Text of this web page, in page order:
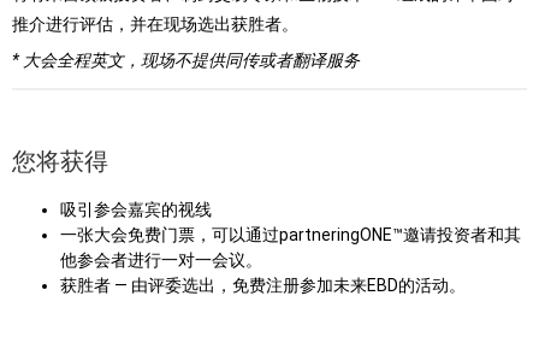
推介进行评估，并在现场选出获胜者。
* 大会全程英文，现场不提供同传或者翻译服务
您将获得
吸引参会嘉宾的视线
一张大会免费门票，可以通过partneringONE™邀请投资者和其
他参会者进行一对一会议。
获胜者 — 由评委选出，免费注册参加未来EBD的活动。